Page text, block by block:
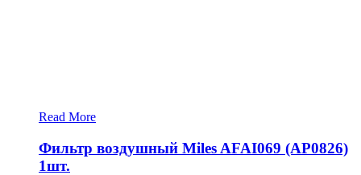
Read More
Фильтр воздушный Miles AFAI069 (AP0826)
1шт.